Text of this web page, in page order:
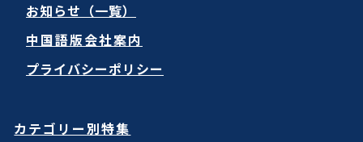
お知らせ（一覧）
中国語版会社案内
プライバシーポリシー
カテゴリー別特集